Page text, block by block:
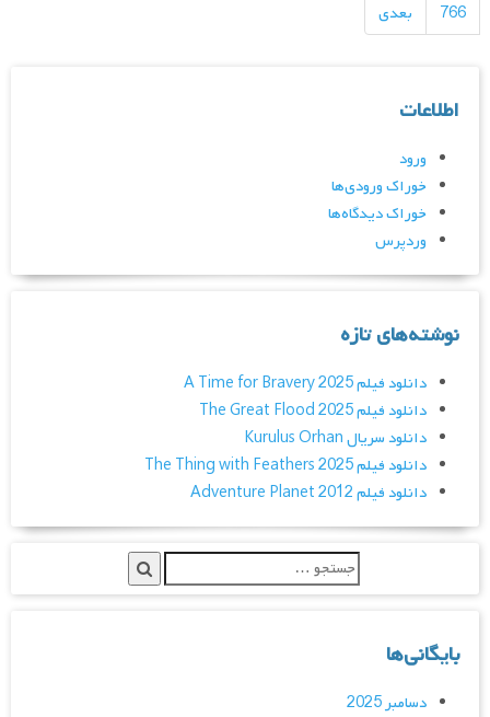
766
بعدی
اطلاعات
ورود
خوراک ورودی‌ها
خوراک دیدگاه‌ها
وردپرس
نوشته‌های تازه
دانلود فیلم A Time for Bravery 2025
دانلود فیلم The Great Flood 2025
دانلود سریال Kurulus Orhan
دانلود فیلم The Thing with Feathers 2025
دانلود فیلم Adventure Planet 2012
بایگانی‌ها
دسامبر 2025